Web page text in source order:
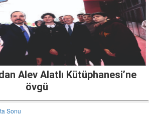
Alev Alatlı Kütüphanesi’ne
övgü